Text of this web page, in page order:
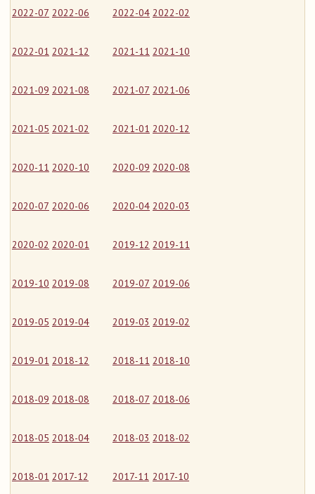
2022-07 2022-06 2022-04 2022-02
2022-01 2021-12 2021-11 2021-10
2021-09 2021-08 2021-07 2021-06
2021-05 2021-02 2021-01 2020-12
2020-11 2020-10 2020-09 2020-08
2020-07 2020-06 2020-04 2020-03
2020-02 2020-01 2019-12 2019-11
2019-10 2019-08 2019-07 2019-06
2019-05 2019-04 2019-03 2019-02
2019-01 2018-12 2018-11 2018-10
2018-09 2018-08 2018-07 2018-06
2018-05 2018-04 2018-03 2018-02
2018-01 2017-12 2017-11 2017-10